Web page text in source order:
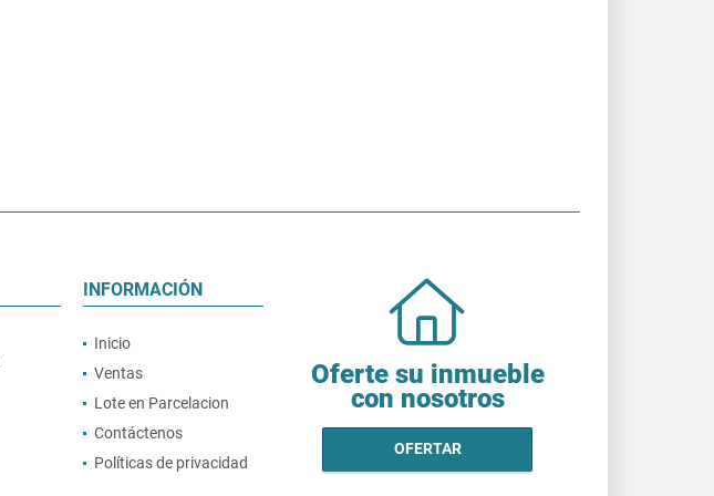
INFORMACIÓN
Inicio
Ventas
Lote en Parcelacion
Contáctenos
Políticas de privacidad
Oferte su inmueble
con nosotros
OFERTAR